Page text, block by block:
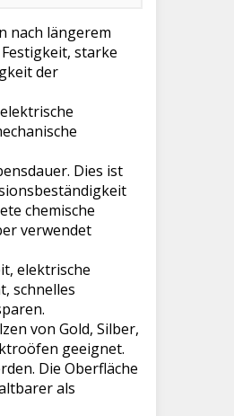
nach längerem
starke
der
Dies ist
chemische
verwendet
elektrische
schnelles
von Gold, Silber,
geeignet.
Die Oberfläche
als